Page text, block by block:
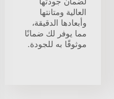
لضمان جودتها
العالية ومتانتها
وأبعادها الدقيقة،
مما يوفر لك ضمانًا
موثوقًا به للجودة.